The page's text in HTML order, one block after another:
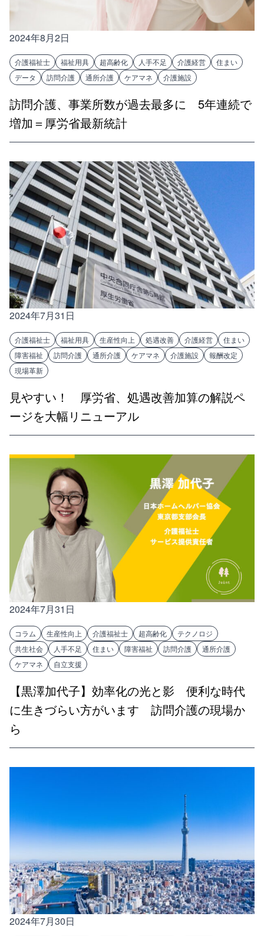
2024年8月2日
介護福祉士 福祉用具 超高齢化 人手不足 介護経営
住まい
データ
訪問介護 通所介護 ケアマネ 介護施設
訪問介護、事業所数が過去最多に 5年連続で
増加＝厚労省最新統計
2024年7月31日
介護福祉士 福祉用具 生産性向上 処遇改善 介護経営
住まい
障害福祉
訪問介護 通所介護 ケアマネ 介護施設
報酬改定
現場革新
見やすい！ 厚労省、処遇改善加算の解説ペ
ージを大幅リニューアル
2024年7月31日
コラム 生産性向上 介護福祉士 超高齢化
テクノロジ
共生社会
人手不足 住まい 障害福祉 訪問介護
通所介護
ケアマネ
自立支援
【黒澤加代子】効率化の光と影 便利な時代
に生きづらい方がいます 訪問介護の現場か
ら
2024年7月30日